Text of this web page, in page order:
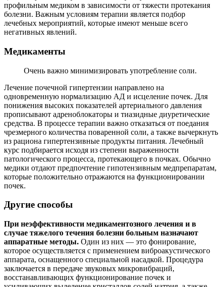
профильным медиком в зависимости от тяжести протекания
болезни. Важным условиям терапии является подбор
лечебных мероприятий, которые имеют меньше всего
негативных явлений.
Медикаменты
Очень важно минимизировать употребление соли.
Лечение почечной гипертензии направлено на
одновременную нормализацию АД и исцеление почек. Для
понижения высоких показателей артериального давления
прописывают адреноблокаторы и тиазидные диуретические
средства. В процессе терапии важно отказаться от поедания
чрезмерного количества поваренной соли, а также вычеркнуть
из рациона гипертензивные продукты питания. Лечебный
курс подбирается исходя из степени выраженности
патологического процесса, протекающего в почках. Обычно
медики отдают предпочтение гипотензивным медпрепаратам,
которые положительно отражаются на функционировании
почек.
Другие способы
При неэффективности медикаментозного лечения и в
случае тяжелого течения болезни больным назначают
аппаратные методы. Один из них — это фонирование,
которое осуществляется с применением виброакустического
аппарата, оснащенного специальной насадкой. Процедура
заключается в передаче звуковых микровибраций,
восстанавливающих функционирование почек и